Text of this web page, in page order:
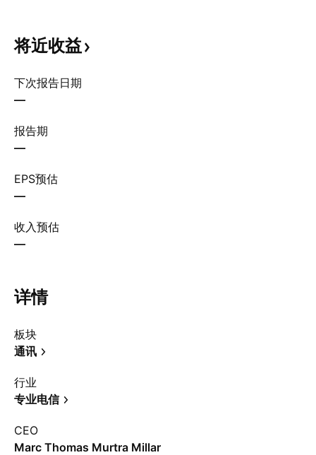
将近收益
下次报告日期
—
报告期
—
EPS预估
—
收入预估
—
详情
板块
通讯
行业
专业电信
CEO
Marc Thomas Murtra Millar